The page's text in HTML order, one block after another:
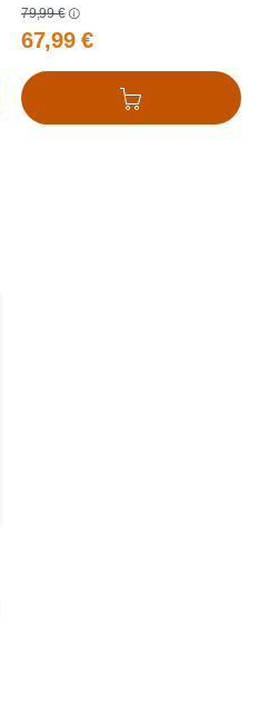
79,99 €
67,99 €
Aggiungi al carrello